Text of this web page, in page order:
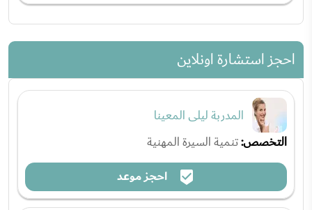
احجز استشارة اونلاين
المدربة ليلى المعينا
التخصص:تنمية السيرة المهنية
احجز موعد